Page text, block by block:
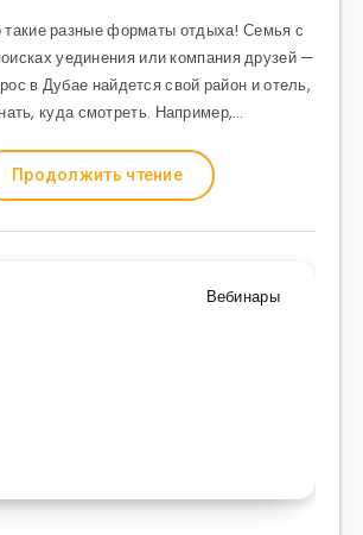
такие разные форматы отдыха! Семья с
уединения или компания друзей —
в Дубае найдется свой район и отель,
куда смотреть. Например,…
Продолжить чтение
Вебинары